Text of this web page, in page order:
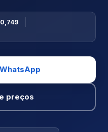
preços